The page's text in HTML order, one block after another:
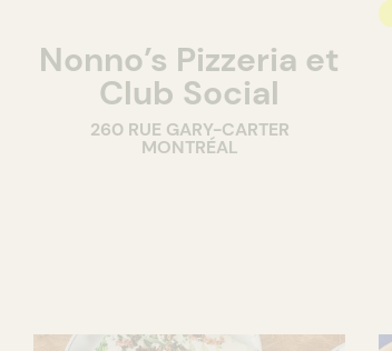
Nonno’s Pizzeria et
Club Social
260 RUE GARY-CARTER
MONTRÉAL